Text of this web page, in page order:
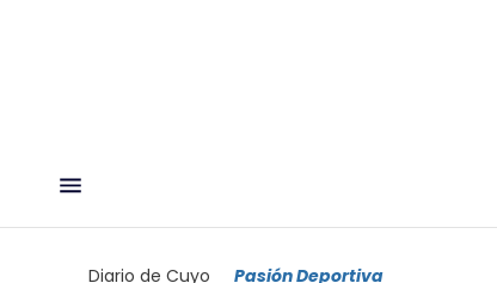
Diario de Cuyo Pasión Deportiva